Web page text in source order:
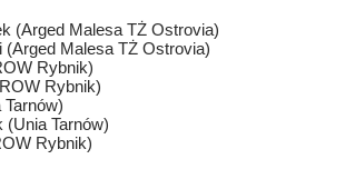
(Arged Malesa TŻ Ostrovia)
(Arged Malesa TŻ Ostrovia)
Rybnik)
Rybnik)
(Unia Tarnów)
Rybnik)